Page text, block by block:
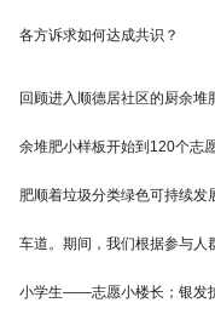
各方诉求如何达成共识？
回顾进入顺德居社区的厨余
余堆肥小样板开始到120个志
肥顺着垃圾分类绿色可持续
车道。期间，我们根据参与人
小学生——志愿小楼长；银